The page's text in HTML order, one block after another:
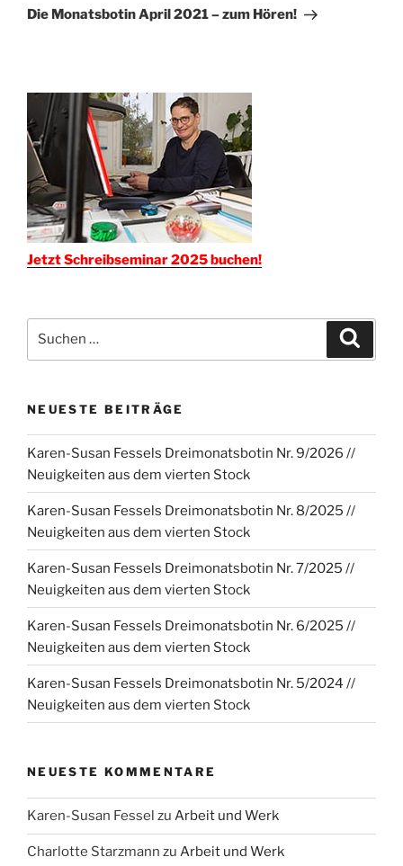
Beitrag
Die Monatsbotin April 2021 – zum Hören!
Jetzt Schreibseminar 2025 buchen!
nach:
NEUESTE BEITRÄGE
Karen-Susan Fessels Dreimonatsbotin Nr. 9/2026 //
Neuigkeiten aus dem vierten Stock
Karen-Susan Fessels Dreimonatsbotin Nr. 8/2025 //
Neuigkeiten aus dem vierten Stock
Karen-Susan Fessels Dreimonatsbotin Nr. 7/2025 //
Neuigkeiten aus dem vierten Stock
Karen-Susan Fessels Dreimonatsbotin Nr. 6/2025 //
Neuigkeiten aus dem vierten Stock
Karen-Susan Fessels Dreimonatsbotin Nr. 5/2024 //
Neuigkeiten aus dem vierten Stock
NEUESTE KOMMENTARE
Karen-Susan Fessel zu Arbeit und Werk
Charlotte Starzmann zu Arbeit und Werk